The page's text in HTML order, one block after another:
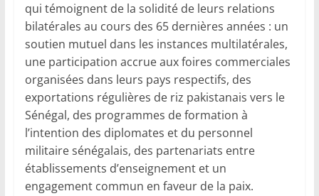
qui témoignent de la solidité de leurs relations
bilatérales au cours des 65 dernières années : un
soutien mutuel dans les instances multilatérales,
une participation accrue aux foires commerciales
organisées dans leurs pays respectifs, des
exportations régulières de riz pakistanais vers le
Sénégal, des programmes de formation à
l’intention des diplomates et du personnel
militaire sénégalais, des partenariats entre
établissements d’enseignement et un
engagement commun en faveur de la paix.